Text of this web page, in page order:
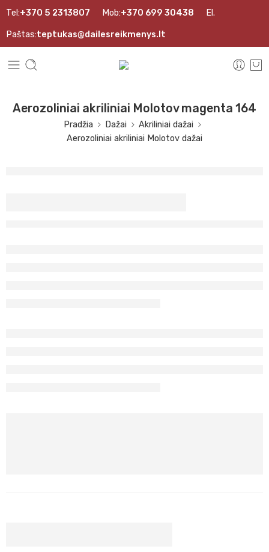
Tel:+370 5 2313807 Mob:+370 699 30438 El.
Paštas:teptukas@dailesreikmenys.lt
Aerozoliniai akriliniai Molotov magenta 164
Pradžia Dažai
Akriliniai dažai
Aerozoliniai akriliniai Molotov dažai